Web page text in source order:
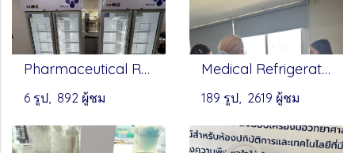
Pharmaceutical Redfrigerator - Mplus
6 รูป, 892 ผู้ชม
Medical Refrigerator Lab Refrigerator - ESCO
189 รูป, 2619 ผู้ชม